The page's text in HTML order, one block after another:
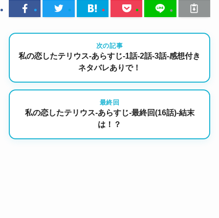
次の記事
私の恋したテリウス-あらすじ-1話-2話-3話-感想付き
ネタバレありで！
最終回
私の恋したテリウス-あらすじ-最終回(16話)-結末
は！？